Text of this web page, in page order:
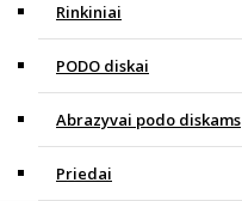
Rinkiniai
PODO diskai
Abrazyvai podo diskams
Priedai